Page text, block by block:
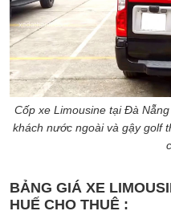
Cốp xe Limousine tại Đà
khách nước ngoài và gậy golf
BẢNG GIÁ XE
HUẾ CHO THUÊ :